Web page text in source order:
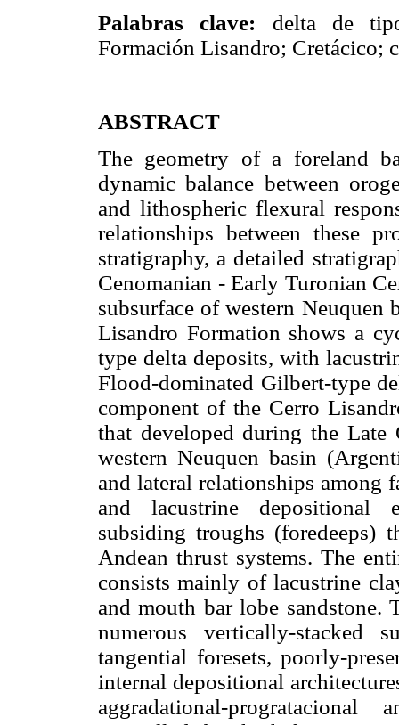
Palabras clave: delta de
Formación Lisandro; Cretácico;
ABSTRACT
The geometry of a foreland
dynamic balance between
and lithospheric flexural
relationships between these
stratigraphy, a detailed
Cenomanian - Early Turonian
subsurface of western Neuquen
Lisandro Formation shows a
type delta deposits, with
Flood-dominated Gilbert-type
component of the Cerro
that developed during the
western Neuquen basin
and lateral relationships among
and lacustrine depositional
subsiding troughs (foredeeps)
Andean thrust systems. The
consists mainly of lacustrine
and mouth bar lobe sandstone.
numerous vertically-stacked
tangential foresets, poorly-
internal depositional
aggradational-